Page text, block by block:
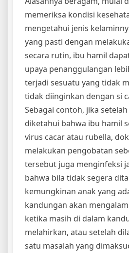
memeriksa kondisi
mengetahui jenis
yang pasti dengan
secara rutin, ibu hamil
upaya penanggulangan
terjadi sesuatu yang tidak
tidak diinginkan dengan si
Sebagai contoh, jika
diketahui bahwa ibu hamil
virus cacar atau rubella,
melakukan pengobatan
tersebut juga menginfeksi
bahwa bila tidak segera
kemungkinan anak yang
kandungan akan
ketika masih di dalam
melahirkan, atau setelah
satu masalah yang